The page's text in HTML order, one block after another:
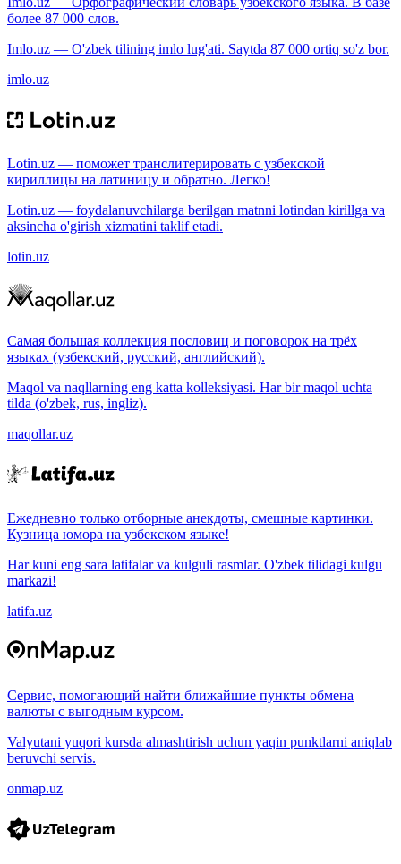
более 87 000 слов.
Imlo.uz — O'zbek tilining imlo lug'ati. Saytda 87 000 ortiq so'z bor.
imlo.uz
Lotin.uz — поможет транслитерировать с узбекской
кириллицы на латиницу и обратно. Легко!
Lotin.uz — foydalanuvchilarga berilgan matnni lotindan kirillga va
aksincha o'girish xizmatini taklif etadi.
lotin.uz
Самая большая коллекция пословиц и поговорок на трёх
языках (узбекский, русский, английский).
Maqol va naqllarning eng katta kolleksiyasi. Har bir maqol uchta
tilda (o'zbek, rus, ingliz).
maqollar.uz
Ежедневно только отборные анекдоты, смешные картинки.
Кузница юмора на узбекском языке!
Har kuni eng sara latifalar va kulguli rasmlar. O'zbek tilidagi kulgu
markazi!
latifa.uz
Сервис, помогающий найти ближайшие пункты обмена
валюты с выгодным курсом.
Valyutani yuqori kursda almashtirish uchun yaqin punktlarni aniqlab
beruvchi servis.
onmap.uz